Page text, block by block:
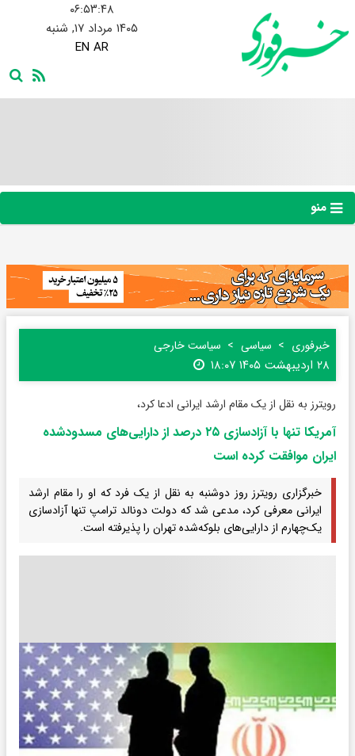
۰۶:۵۳:۴۹
۱۴۰۵ مرداد ۱۷, شنبه
EN AR
منو
خبرفوری سیاسی سیاست خارجی
۲۸ اردیبهشت ۱۴۰۵ ۱۸:۰۷
رویترز به نقل از یک مقام ارشد ایرانی ادعا کرد،
آمریکا تنها با آزادسازی ۲۵ درصد از دارایی‌های مسدودشده
ایران موافقت کرده است
خبرگزاری رویترز روز دوشنبه به نقل از یک فرد که او را مقام ارشد
ایرانی معرفی کرد، مدعی شد که دولت دونالد ترامپ تنها آزادسازی
یک‌چهارم از دارایی‌های بلوکه‌شده تهران را پذیرفته است.